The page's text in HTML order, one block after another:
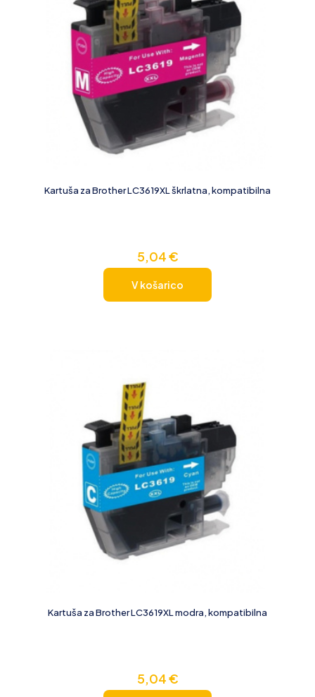
Kartuša za Brother LC3619XL škrlatna, kompatibilna
5,04€
V košarico
Kartuša za Brother LC3619XL modra, kompatibilna
5,04€